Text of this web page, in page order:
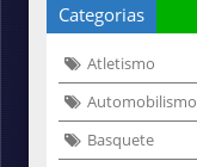
Categorias
Atletismo
Automobilismo
Basquete